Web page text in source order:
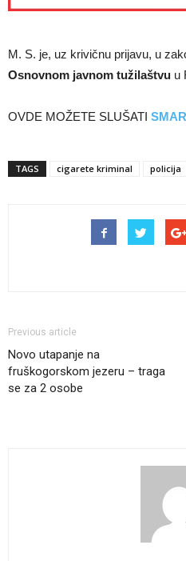
M. S. je, uz krivičnu prijavu, u
Osnovnom javnom tužilaštvu u
OVDE MOŽETE SLUŠATI
TAGS cigarete kriminal policija
Previous article
Novo utapanje na
fruškogorskom jezeru – traga
se za 2 osobe